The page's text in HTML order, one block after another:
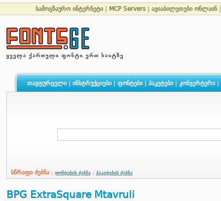
სამოგზაურო ინტერნეტი MCP Servers ავიაბილეთები ონლაინ
თავფურცელი| ინსტრუქციები| ფონტები| პაკეტები| კონვერტერი|
სწრაფი ძებნა ფონტების ძებნა პაკეტების ძებნა
BPG ExtraSquare Mtavruli